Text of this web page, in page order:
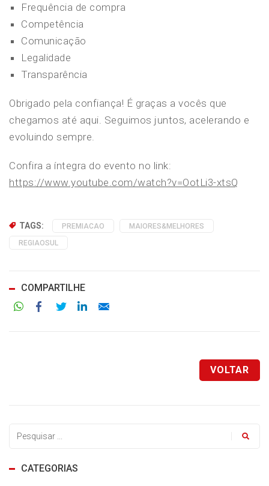
Frequência de compra
Competência
Comunicação
Legalidade
Transparência
Obrigado pela confiança! É graças a vocês que
chegamos até aqui. Seguimos juntos, acelerando e
evoluindo sempre.
Confira a íntegra do evento no link:
https://www.youtube.com/watch?v=OotLi3-xtsQ
TAGS: PREMIACAO
MAIORES&MELHORES
REGIAOSUL
COMPARTILHE
Facebook
Twitter LinkedIn
VOLTAR
CATEGORIAS